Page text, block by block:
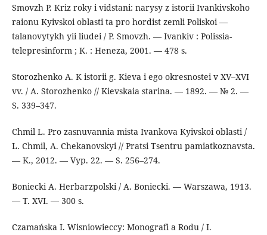
Smovzh P. Kriz roky i vidstani: narysy z istorii Ivankivskoho
raionu Kyivskoi oblasti ta pro hordist zemli Poliskoi —
talanovytykh yii liudei / P. Smovzh. — Ivankiv : Polissia-
telepresinform ; K. : Heneza, 2001. — 478 s.
Storozhenko A. K istorii g. Kieva i ego okresnostei v XV–XVI
vv. / A. Storozhenko // Kievskaia starina. — 1892. — № 2. —
S. 339–347.
Chmil L. Pro zasnuvannia mista Ivankova Kyivskoi oblasti /
L. Chmil, A. Chekanovskyi // Pratsi Tsentru pamiatkoznavsta.
— K., 2012. — Vyp. 22. — S. 256–274.
Boniecki A. Herbarzpolski / А. Boniecki. — Warszawa, 1913.
— T. XVI. — 300 s.
Czamańska I. Wisniowieccy: Monografi a Rodu / I.